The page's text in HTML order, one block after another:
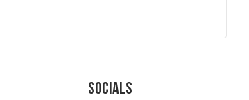
Socials